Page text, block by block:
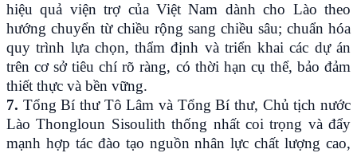
hiệu quả viện trợ của Việt Nam dành cho Lào theo
hướng chuyển từ chiều rộng sang chiều sâu; chuẩn hóa
quy trình lựa chọn, thẩm định và triển khai các dự án
trên cơ sở tiêu chí rõ ràng, có thời hạn cụ thể, bảo đảm
thiết thực và bền vững.
7. Tổng Bí thư Tô Lâm và Tổng Bí thư, Chủ tịch nước
Lào Thongloun Sisoulith thống nhất coi trọng và đẩy
mạnh hợp tác đào tạo nguồn nhân lực chất lượng cao,